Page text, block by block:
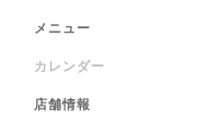
メニュー
カレンダー
店舗情報